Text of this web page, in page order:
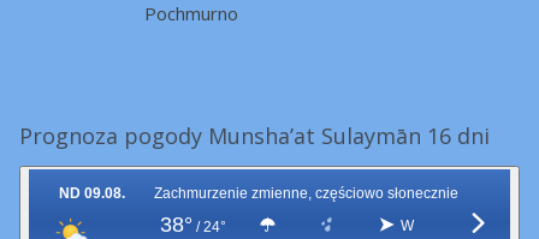
Pochmurno
Prognoza pogody Munsha’at Sulaymān 16 dni
ND 09.08. Zachmurzenie zmienne, częściowo słonecznie
38° / 24°
W